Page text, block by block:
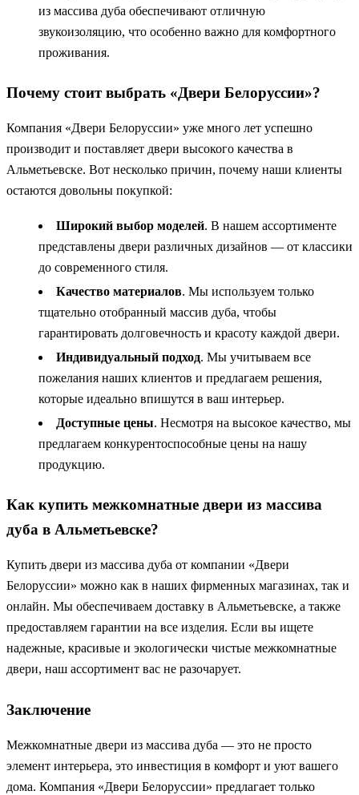
из массива дуба обеспечивают отличную
звукоизоляцию, что особенно важно для комфортного
проживания.
Почему стоит выбрать «Двери Белоруссии»?
Компания «Двери Белоруссии» уже много лет успешно
производит и поставляет двери высокого качества в
Альметьевске. Вот несколько причин, почему наши клиенты
остаются довольны покупкой:
Широкий выбор моделей. В нашем ассортименте
представлены двери различных дизайнов — от классики
до современного стиля.
Качество материалов. Мы используем только
тщательно отобранный массив дуба, чтобы
гарантировать долговечность и красоту каждой двери.
Индивидуальный подход. Мы учитываем все
пожелания наших клиентов и предлагаем решения,
которые идеально впишутся в ваш интерьер.
Доступные цены. Несмотря на высокое качество, мы
предлагаем конкурентоспособные цены на нашу
продукцию.
Как купить межкомнатные двери из массива
дуба в Альметьевске?
Купить двери из массива дуба от компании «Двери
Белоруссии» можно как в наших фирменных магазинах, так и
онлайн. Мы обеспечиваем доставку в Альметьевске, а также
предоставляем гарантии на все изделия. Если вы ищете
надежные, красивые и экологически чистые межкомнатные
двери, наш ассортимент вас не разочарует.
Заключение
Межкомнатные двери из массива дуба — это не просто
элемент интерьера, это инвестиция в комфорт и уют вашего
дома. Компания «Двери Белоруссии» предлагает только